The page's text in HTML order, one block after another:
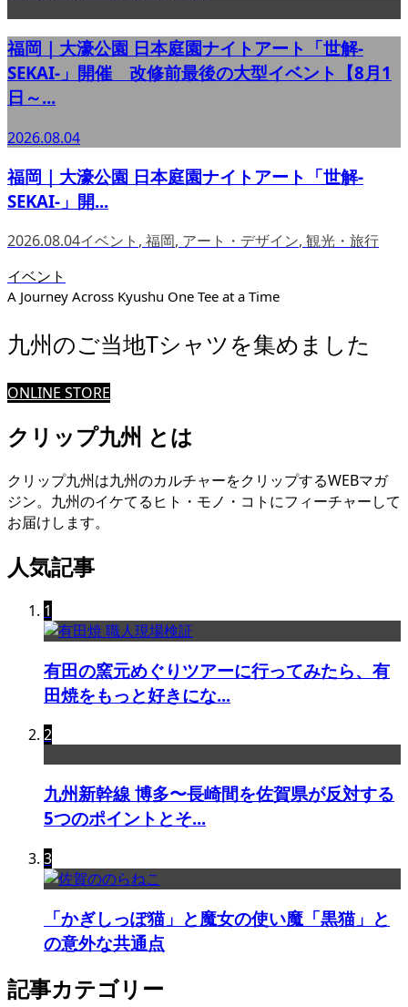
福岡｜大濠公園 日本庭園ナイトアート「世解-
SEKAI-」開催 改修前最後の大型イベント【8月1
日～...
2026.08.04
福岡｜大濠公園 日本庭園ナイトアート「世解-
SEKAI-」開...
2026.08.04イベント , 福岡, アート・デザイン, 観光・旅行
イベント
A Journey Across Kyushu One Tee at a Time
九州のご当地Tシャツを集めました
ONLINE STORE
クリップ九州 とは
クリップ九州は九州のカルチャーをクリップするWEBマガ
ジン。九州のイケてるヒト・モノ・コトにフィーチャーして
お届けします。
人気記事
1
有田の窯元めぐりツアーに行ってみたら、有
田焼をもっと好きにな...
2
九州新幹線 博多〜長崎間を佐賀県が反対する
5つのポイントとそ...
3
「かぎしっぽ猫」と魔女の使い魔「黒猫」と
の意外な共通点
記事カテゴリー